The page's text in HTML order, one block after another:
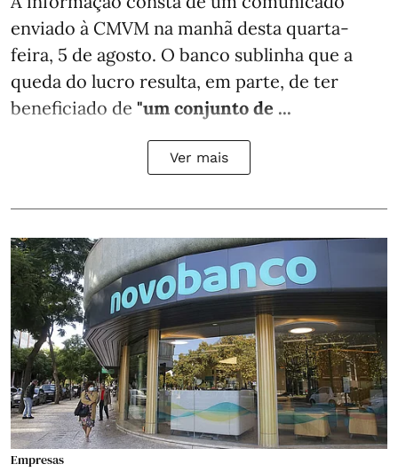
enviado à CMVM na manhã desta quarta-
feira, 5 de agosto. O banco sublinha que a
queda do lucro resulta, em parte, de ter
beneficiado de "um conjunto de ...
Ver mais
Empresas